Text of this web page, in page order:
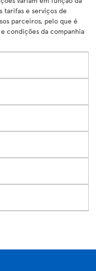
tarifas e serviços de
parceiros, pelo que é
condições da companhia